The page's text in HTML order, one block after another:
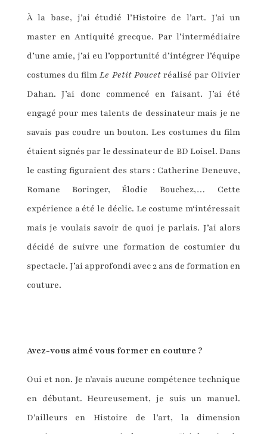
À la base, j’ai étudié l’Histoire de l’art. J’ai un
master en Antiquité grecque. Par l’intermédiaire
d’une amie, j’ai eu l’opportunité d’intégrer l’équipe
costumes du filmLe Petit Poucetréalisé par Olivier
Dahan. J’ai donc commencé en faisant. J’ai été
engagé pour mes talents de dessinateur mais je ne
savais pas coudre un bouton. Les costumes du film
étaient signés par le dessinateur de BD Loisel. Dans
le casting figuraient des stars : Catherine Deneuve,
Romane Boringer, Élodie Bouchez,… Cette
expérience a été le déclic. Le costume m‘intéressait
mais je voulais savoir de quoi je parlais. J’ai alors
décidé de suivre une formation de costumier du
spectacle. J’ai approfondi avec 2 ans de formation en
couture.
Avez-vous aimé vous former en couture ?
Oui et non. Je n’avais aucune compétence technique
en débutant. Heureusement, je suis un manuel.
D’ailleurs en Histoire de l’art, la dimension